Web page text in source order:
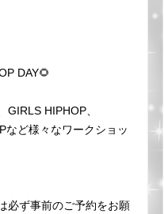
DAY🌻
HIPHOP、
など様々なワークショッ
必ず事前のご予約をお願